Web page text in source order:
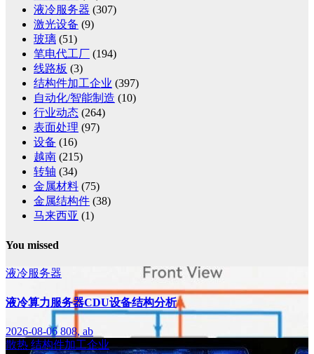
液冷服务器 (307)
激光设备 (9)
玻璃 (51)
笔电代工厂 (194)
线路板 (3)
结构件加工企业 (397)
自动化/智能制造 (10)
行业动态 (264)
表面处理 (97)
设备 (16)
越南 (215)
转轴 (34)
金属材料 (75)
金属结构件 (38)
马来西亚 (1)
You missed
液冷服务器
液冷算力服务器CDU设备结构分析
2026-08-06808, ab
散热 结构件加工企业